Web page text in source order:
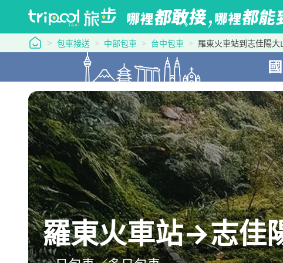
tripool 旅步
包車接送 中部包車 台中包車 羅東火車站到志佳陽大
羅東火車站→志佳